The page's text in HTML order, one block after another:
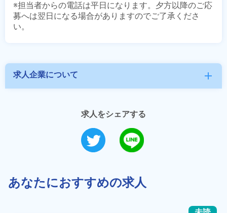
※担当者からの電話は平日になります。夕方以降のご応
募へは翌日になる場合がありますのでご了承くださ
求人企業について add
求人をシェアする
あなたにおすすめの求人